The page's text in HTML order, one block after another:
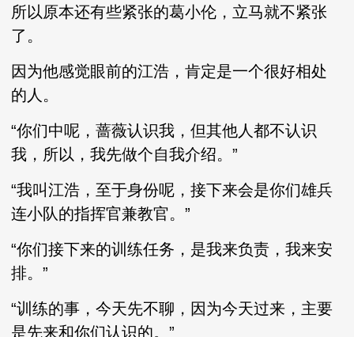
所以原本还有些紧张的葛小伦，立马就不紧张
了。
因为他感觉眼前的江浩，肯定是一个很好相处
的人。
“你们中呢，蔷薇认识我，但其他人都不认识
我，所以，我先做个自我介绍。”
“我叫江浩，至于身份呢，接下来会是你们雄兵
连小队的指挥官兼教官。”
“你们接下来的训练任务，是我来负责，我来安
排。”
“训练的事，今天先不聊，因为今天过来，主要
是先来和你们认识的。”